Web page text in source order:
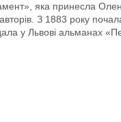
яка принесла
З 1883 року
у Львові альманах